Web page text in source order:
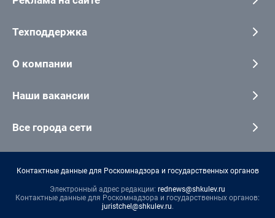
Техподдержка
О компании
Наши вакансии
Все города сети
Контактные данные для Роскомнадзора и государственных органов
Электронный адрес редакции: rednews@shkulev.ru
Контактные данные для Роскомнадзора и государственных органов:
juristchel@shkulev.ru.